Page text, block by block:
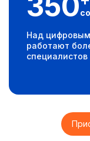
Над
работают
специалистов